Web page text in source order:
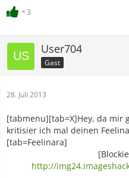
3
User704
Gast
28. Juli 2013
[tabmenu][tab=X]Hey, da mir
kritisier ich mal deinen
[tab=Feelinara]
http://